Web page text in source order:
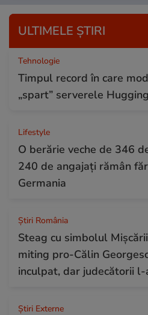
ULTIMELE ȘTIRI
Tehnologie
Timpul record în care
„spart” serverele
Lifestyle
O berărie veche de 346
240 de angajați rămân
Germania
Știri România
Steag cu simbolul
miting pro-Călin
inculpat, dar judecătorii
Știri Externe